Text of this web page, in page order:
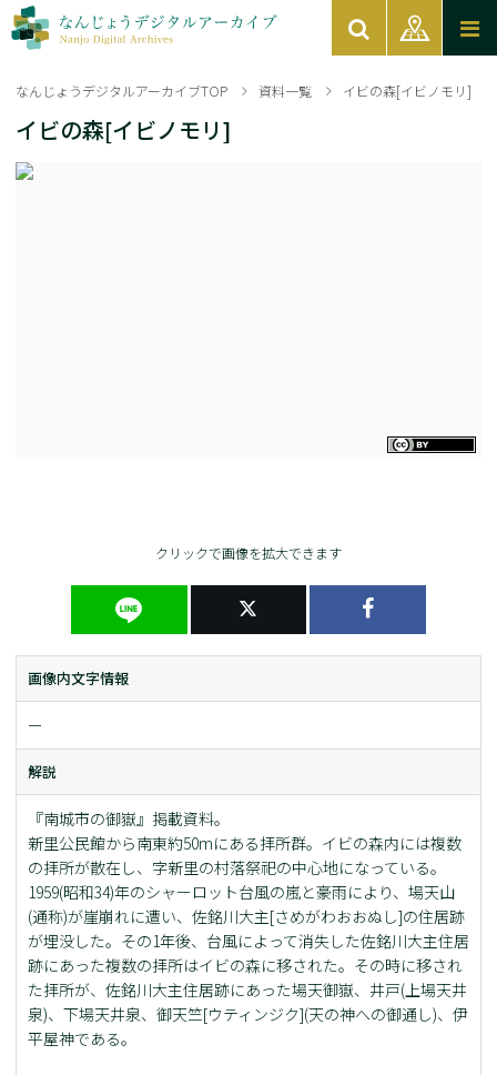
なんじょうデジタルアーカイブTOP 資料一覧 イビの森[イビノモリ]
イビの森[イビノモリ]
クリックで画像を拡大できます
画像内文字情報
ー
解説
『南城市の御嶽』掲載資料。
新里公民館から南東約50mにある拝所群。イビの森内には複数
の拝所が散在し、字新里の村落祭祀の中心地になっている。
1959(昭和34)年のシャーロット台風の嵐と豪雨により、場天山
(通称)が崖崩れに遭い、佐銘川大主[さめがわおおぬし]の住居跡
が埋没した。その1年後、台風によって消失した佐銘川大主住居
跡にあった複数の拝所はイビの森に移された。その時に移され
た拝所が、佐銘川大主住居跡にあった場天御嶽、井戸(上場天井
泉)、下場天井泉、御天竺[ウティンジク](天の神への御通し)、伊
平屋神である。